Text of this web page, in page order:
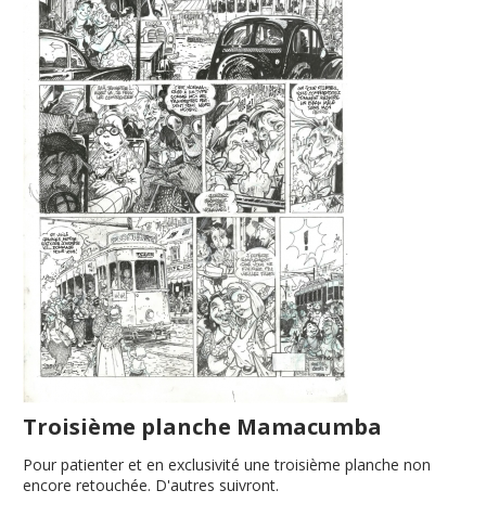
Troisième planche Mamacumba
Pour patienter et en exclusivité une troisième planche non
encore retouchée. D'autres suivront.